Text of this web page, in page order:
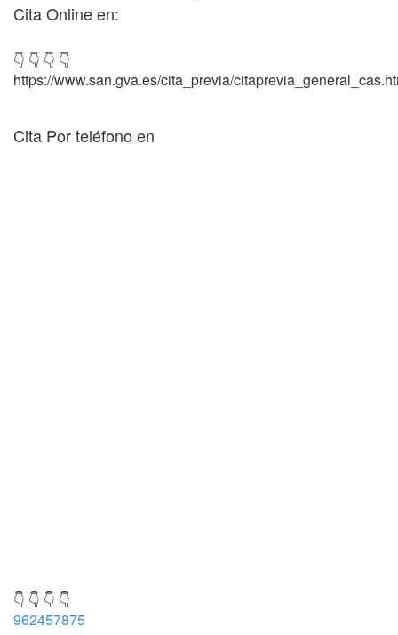
Cita Online en:
👇 👇 👇 👇
https://www.san.gva.es/cita_previa/
Cita Por teléfono en
👇 👇 👇 👇
962457875